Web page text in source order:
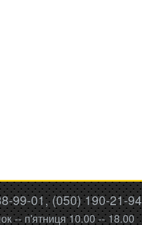
99-01, (050) 190-21-94
-- п'ятниця 10.00 -- 18.00